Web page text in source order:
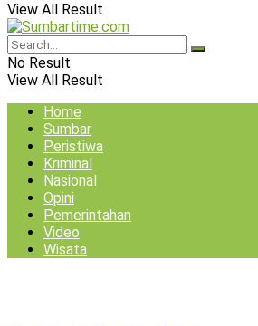
View All Result
No Result
View All Result
Home
Sumbar
Peristiwa
Kriminal
Nasional
Opini
Pemerintahan
Video
Wisata